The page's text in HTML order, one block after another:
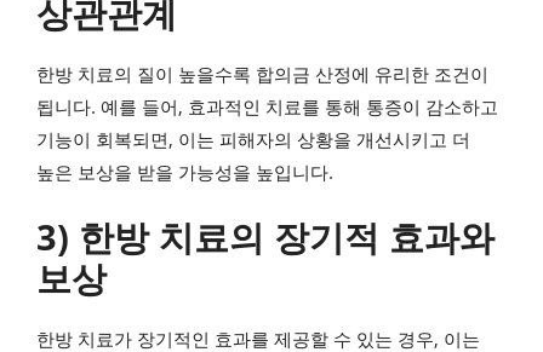
상관관계
한방 치료의 질이 높을수록 합의금 산정에 유리한 조건이
됩니다. 예를 들어, 효과적인 치료를 통해 통증이 감소하고
기능이 회복되면, 이는 피해자의 상황을 개선시키고 더
높은 보상을 받을 가능성을 높입니다.
3) 한방 치료의 장기적 효과와
보상
한방 치료가 장기적인 효과를 제공할 수 있는 경우, 이는